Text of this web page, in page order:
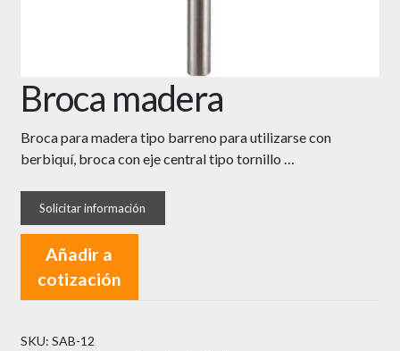
Broca madera
Broca para madera tipo barreno para utilizarse con
berbiquí, broca con eje central tipo tornillo …
Añadir a
cotización
SKU: SAB-12